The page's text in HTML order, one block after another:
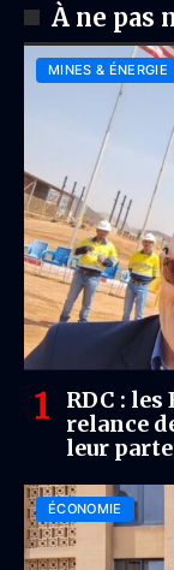
À ne pas
MINES & ÉNERGIE
RDC :
relance
leur
ÉCONOMIE